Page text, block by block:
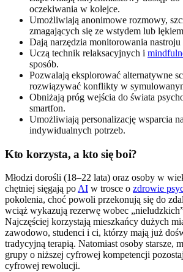
oczekiwania w kolejce.
Umożliwiają anonimowe rozmowy,
zmagających się ze wstydem lub
Dają narzędzia monitorowania nastroju
Uczą technik relaksacyjnych i
sposób.
Pozwalają eksplorować alternatywne
rozwiązywać konflikty w
Obniżają próg wejścia do świata
smartfon.
Umożliwiają personalizację wsparcia
indywidualnych potrzeb.
Kto korzysta, a kto się boi?
Młodzi dorośli (18–22 lata) oraz osoby w
chętniej sięgają po AI w trosce o zdrowie
pokolenia, choć powoli przekonują się do
wciąż wykazują rezerwę wobec
Najczęściej korzystają mieszkańcy dużych
zawodowo, studenci i ci, którzy mają już
tradycyjną terapią. Natomiast osoby starsze,
grupy o niższej cyfrowej kompetencji
cyfrowej rewolucji.